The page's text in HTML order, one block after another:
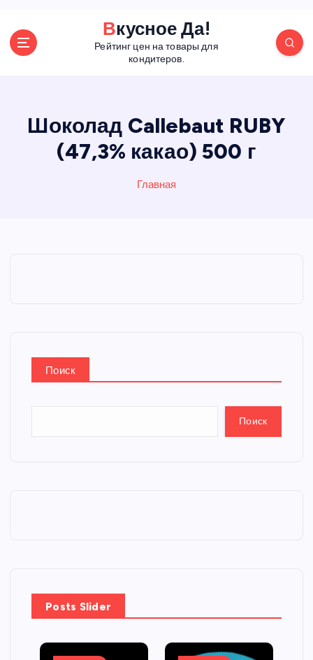
Вкусное Да!
Рейтинг цен на товары для
кондитеров.
Шоколад Callebaut RUBY
(47,3% какао) 500 г
Главная
Поиск
Поиск
Posts Slider